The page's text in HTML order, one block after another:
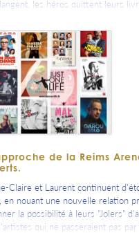
les héros quittent leurs
où la magie opère, chevaux et
l’ordre dans les histoires.
sur leur site officiel :
de la Reims
Claire et Laurent continuent
en nouant une nouvelle relation
la possibilité à leurs "Jolers"
qui ne passeraient pas par